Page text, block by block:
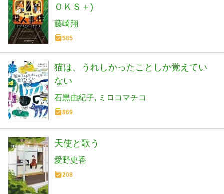
ＯＫＳ＋)
藤崎翔
585
猫は、うれしかったことしか覚えてい
ない
石黒由紀子 ミロコマチコ
869
天使と歌う
愛野史香
208